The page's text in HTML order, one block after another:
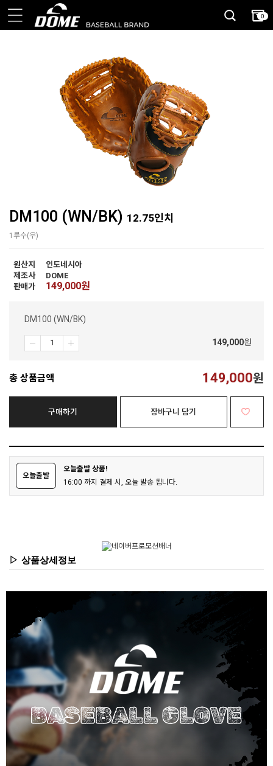
0
DM100 (WN/BK) 12.75인치
1루수(우)
원산지
인도네시아
제조사
DOME
판매가
149,000원
DM100 (WN/BK)
149,000원
총 상품금액 149,000원
구매하기 장바구니 담기
오늘출발
오늘출발 상품!
16:00 까지 결제 시, 오늘 발송 됩니다.
▷ 상품상세정보